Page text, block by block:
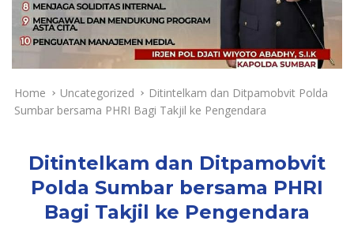
y
a
a
n
T
k
n
Home Uncategorized
Ditintelkam dan Ditpamobvit Polda
Sumbar bersama PHRI Bagi Takjil ke Pengendara
Ditintelkam dan Ditpamobvit
Polda Sumbar bersama PHRI
Bagi Takjil ke Pengendara